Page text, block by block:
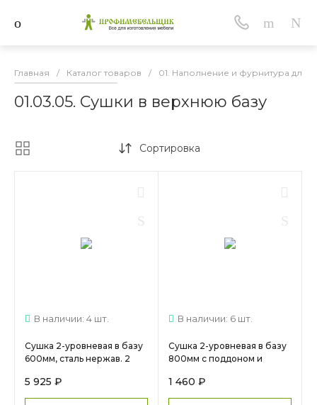
Главная / Каталог товаров / 01. Наполнение и фурнитура для
01.03.05. Сушки в верхнюю базу
Сортировка
В наличии: 4 шт.
Сушка 2-уровневая в базу
600мм, сталь нержав. 2
INOXA МС 1101
5 925 ₽
В наличии: 6 шт.
Сушка 2-уровневая в базу
800мм с поддоном и
556
1 460 ₽